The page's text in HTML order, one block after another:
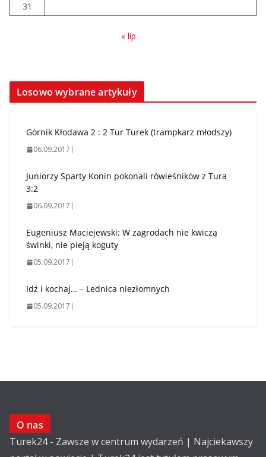
31
« lip
Losowo wybrane artykuły
Górnik Kłodawa 2 : 2 Tur Turek (trampkarz młodszy)
06.09.2017
Juniorzy Sparty Konin pokonali rówieśników z Tura
3:2
06.09.2017
Eugeniusz Maciejewski: W zagrodach nie kwiczą
świnki, nie pieją koguty
05.09.2017
Idź i kochaj… – Lednica niezłomnych
05.09.2017
O nas
Turek24 - Zawsze w centrum wydarzeń | Najciekawszy